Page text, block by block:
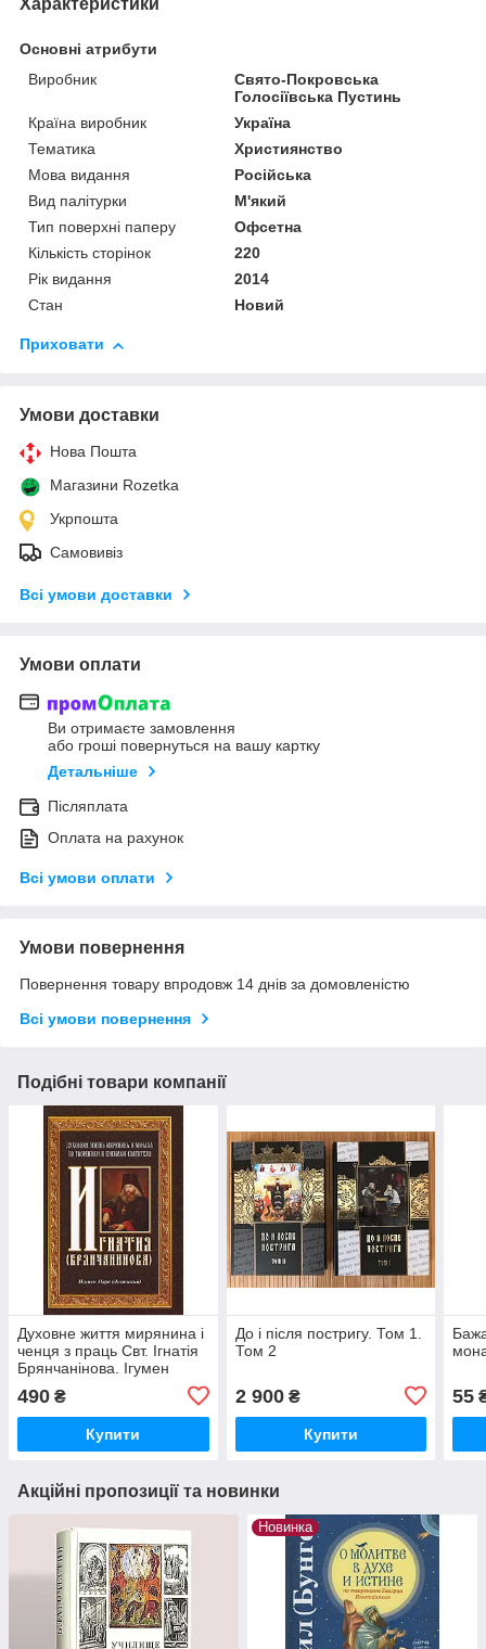
Характеристики
Основні атрибути
Виробник
Свято-Покровська
Голосіївська Пустинь
Країна виробник
Україна
Тематика
Християнство
Мова видання
Російська
Вид палітурки
М'який
Тип поверхні паперу
Офсетна
Кількість сторінок
220
Рік видання
2014
Стан
Новий
Приховати
Умови доставки
Нова Пошта
Магазини Rozetka
Укрпошта
Самовивіз
Всі умови доставки
Умови оплати
Ви отримаєте замовлення
або гроші повернуться на вашу картку
Детальніше
Післяплата
Оплата на рахунок
Всі умови оплати
Умови повернення
Повернення товару впродовж 14 днів за домовленістю
Всі умови повернення
Подібні товари компанії
Духовне життя мирянина і
ченця з праць Свт. Ігнатія
Брянчанінова. Ігумен
490 ₴
Купити
До і після постригу. Том 1.
Том 2
2 900₴
Купити
55
Акційні пропозиції та новинки
Новинка